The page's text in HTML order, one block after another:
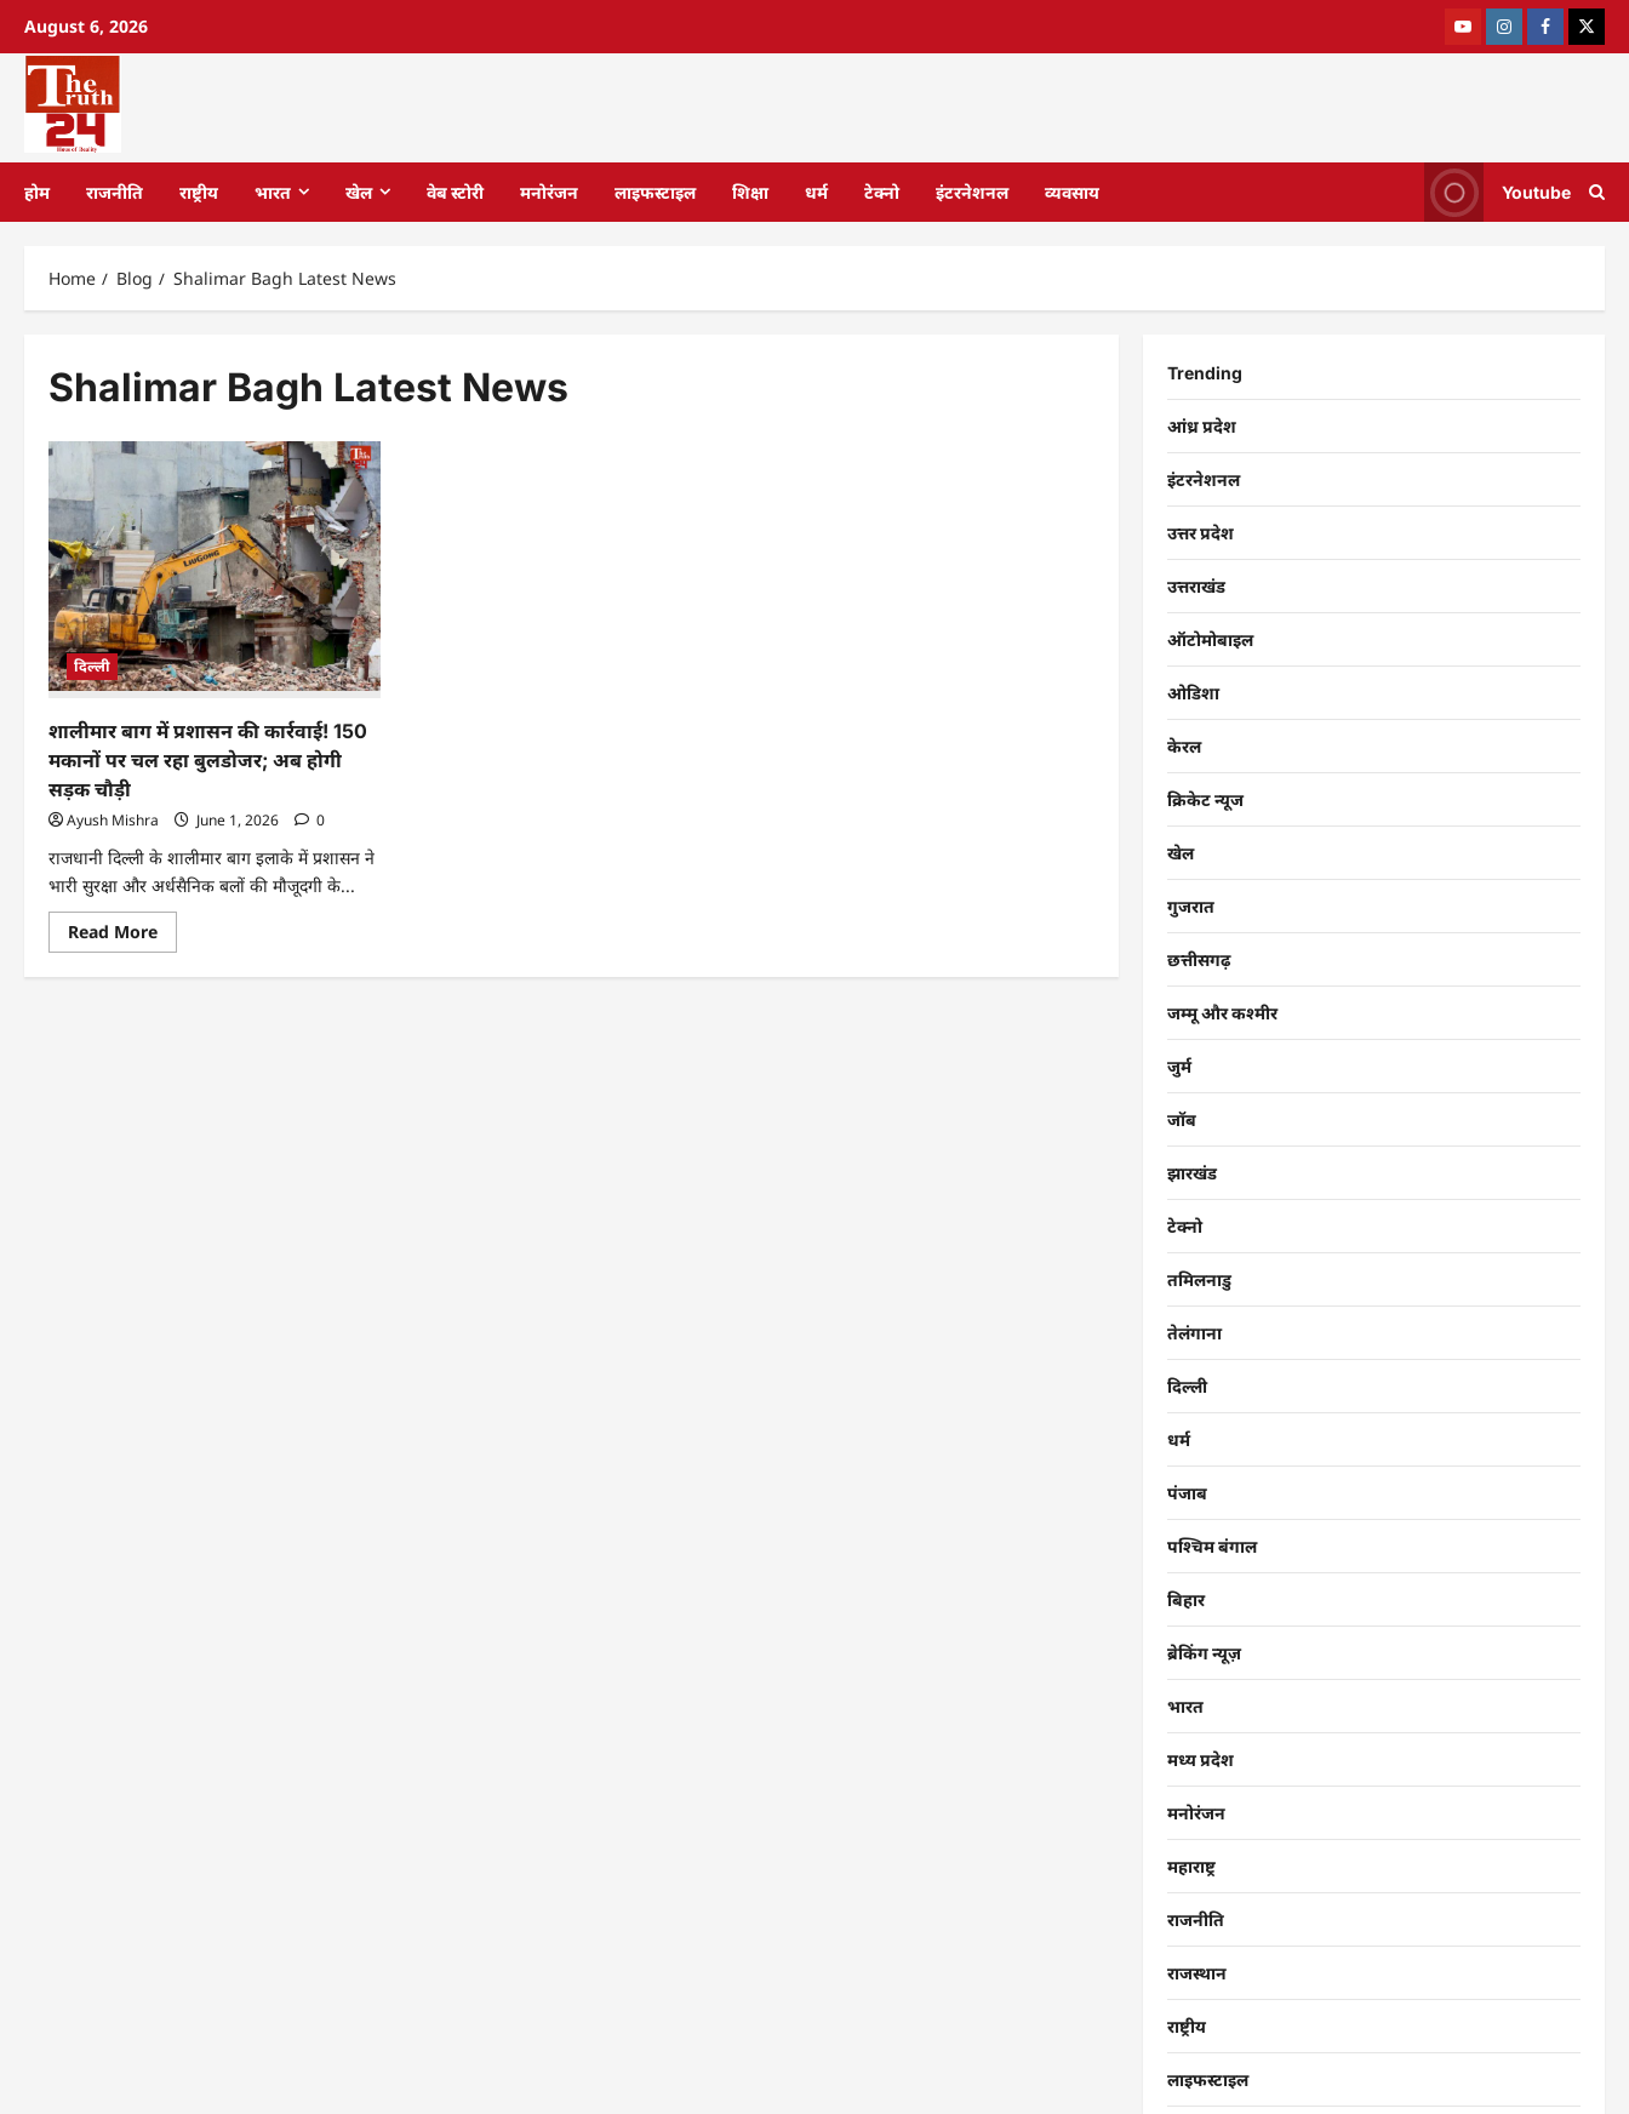
August 6, 2026
होम राजनीति राष्ट्रीय भारत खेल वेब स्टोरी मनोरंजन लाइफस्टाइल शिक्षा धर्म टेक्नो इंटरनेशनल व्यवसाय Youtube
Home Blog Shalimar Bagh Latest News
Shalimar Bagh Latest News
दिल्ली
शालीमार बाग में प्रशासन की कार्रवाई! 150
मकानों पर चल रहा बुलडोजर; अब होगी
सड़क चौड़ी
Ayush Mishra June 1, 2026 0
राजधानी दिल्ली के शालीमार बाग इलाके में प्रशासन ने
भारी सुरक्षा और अर्धसैनिक बलों की मौजूदगी के...
Read More
Trending
आंध्र प्रदेश
इंटरनेशनल
उत्तर प्रदेश
उत्तराखंड
ऑटोमोबाइल
ओडिशा
केरल
क्रिकेट न्यूज
खेल
गुजरात
छत्तीसगढ़
जम्मू और कश्मीर
जुर्म
जॉब
झारखंड
टेक्नो
तमिलनाडु
तेलंगाना
दिल्ली
धर्म
पंजाब
पश्चिम बंगाल
बिहार
ब्रेकिंग न्यूज़
भारत
मध्य प्रदेश
मनोरंजन
महाराष्ट्र
राजनीति
राजस्थान
राष्ट्रीय
लाइफस्टाइल